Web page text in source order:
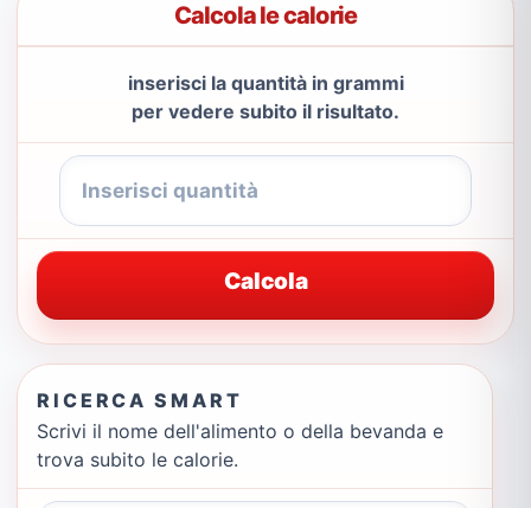
Calcola le calorie
inserisci la quantità in grammi
per vedere subito il risultato.
Calcola
RICERCA SMART
Scrivi il nome dell'alimento o della bevanda e
trova subito le calorie.